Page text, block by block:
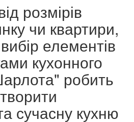
розмірів
чи квартири,
елементів
кухонного
робить
сучасну кухню